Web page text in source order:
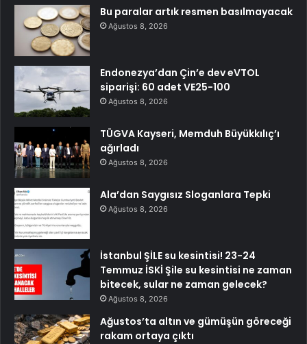
Bu paralar artık resmen basılmayacak
Ağustos 8, 2026
Endonezya’dan Çin’e dev eVTOL
siparişi: 60 adet VE25-100
Ağustos 8, 2026
TÜGVA Kayseri, Memduh Büyükkılıç’ı
ağırladı
Ağustos 8, 2026
Ala’dan Saygısız Sloganlara Tepki
Ağustos 8, 2026
İstanbul ŞİLE su kesintisi! 23-24
Temmuz İSKİ Şile su kesintisi ne zaman
bitecek, sular ne zaman gelecek?
Ağustos 8, 2026
Ağustos’ta altın ve gümüşün göreceği
rakam ortaya çıktı